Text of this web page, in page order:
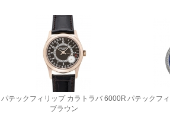
パテックフィリップ カラトラバ 6000R
ブラウン
パテックフ